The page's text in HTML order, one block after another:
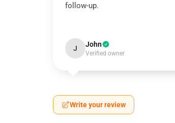
follow-up.
J John
Verified owner
Write your review